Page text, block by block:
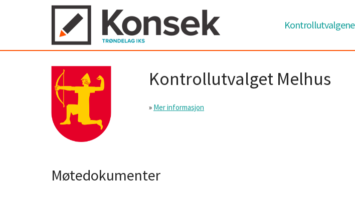
Kontrollutvalgene
Kontrollutvalget Melhus
» Mer informasjon
Møtedokumenter